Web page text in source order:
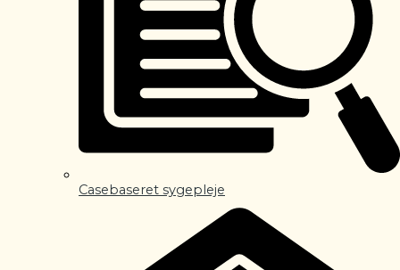
Casebaseret sygepleje